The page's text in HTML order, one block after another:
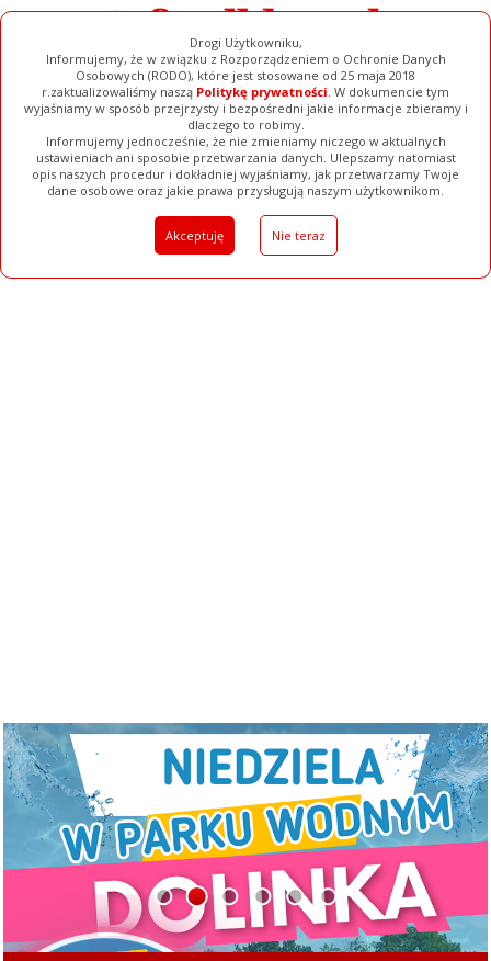
Drogi Użytkowniku,
Informujemy, że w związku z Rozporządzeniem o Ochronie Danych
Osobowych (RODO), które jest stosowane od 25 maja 2018
r.zaktualizowaliśmy naszą Politykę prywatności. W dokumencie tym
wyjaśniamy w sposób przejrzysty i bezpośredni jakie informacje zbieramy i
dlaczego to robimy.
Informujemy jednocześnie, że nie zmieniamy niczego w aktualnych
ustawieniach ani sposobie przetwarzania danych. Ulepszamy natomiast
opis naszych procedur i dokładniej wyjaśniamy, jak przetwarzamy Twoje
dane osobowe oraz jakie prawa przysługują naszym użytkownikom.
Akceptuję Nie teraz
Ogłoszenia Filmy Galerie Baza Firm Pełna Wersja
1 2 3 4 5 6